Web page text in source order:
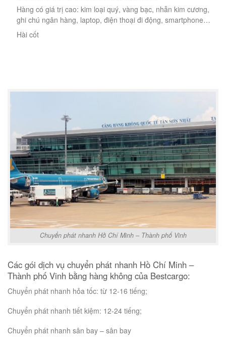
Hàng có giá trị cao: kim loại quý, vàng bạc, nhẫn kim cương,
ghi chú ngân hàng, laptop, điện thoại đi động, smartphone…
Hài cốt
Chuyển phát nhanh Hồ Chí Minh – Thành phố Vinh
Các gói dịch vụ chuyển phát nhanh Hồ Chí Minh –
Thành phố Vinh bằng hàng không của Bestcargo:
Chuyển phát nhanh hỏa tốc: từ 12-16 tiếng;
Chuyển phát nhanh tiết kiệm: 12-24 tiếng;
Chuyển phát nhanh sân bay – sân bay